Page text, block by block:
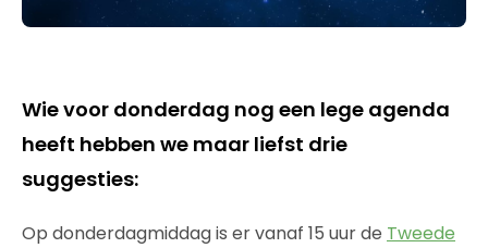
Wie voor donderdag nog een lege agenda
heeft hebben we maar liefst drie
suggesties:
Op donderdagmiddag is er vanaf 15 uur de Tweede